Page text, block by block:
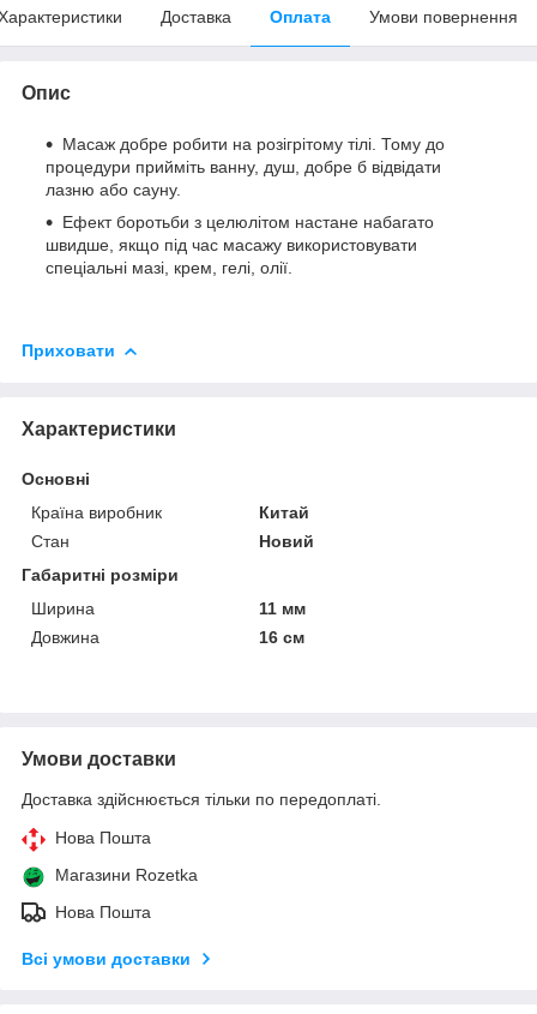
Доставка Оплата Умови повернення
Опис
Масаж добре робити на розігрітому тілі. Тому до
процедури прийміть ванну, душ, добре б відвідати
лазню або сауну.
Ефект боротьби з целюлітом настане набагато
швидше, якщо під час масажу використовувати
спеціальні мазі, крем, гелі, олії.
Приховати
Характеристики
Основні
Країна виробник
Китай
Стан
Новий
Габаритні розміри
Ширина
11 мм
Довжина
16 см
Умови доставки
Доставка здійснюється тільки по передоплаті.
Нова Пошта
Магазини Rozetka
Нова Пошта
Всі умови доставки